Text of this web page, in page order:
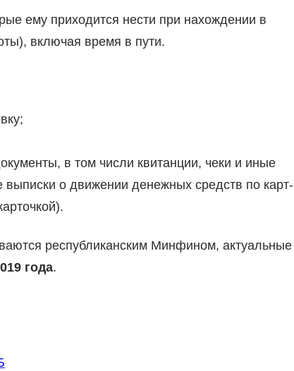
ему приходится нести при нахождении в
включая время в пути.
в том числи квитанции, чеки и иные
выписки о движении денежных средств по карт-
республиканским Минфином, актуальные
года.